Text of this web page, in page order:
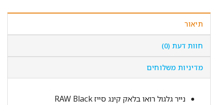
תיאור
חוות דעת (0)
מדיניות משלוחים
נייר גלגול רואו בלאק קינג סייז RAW Black